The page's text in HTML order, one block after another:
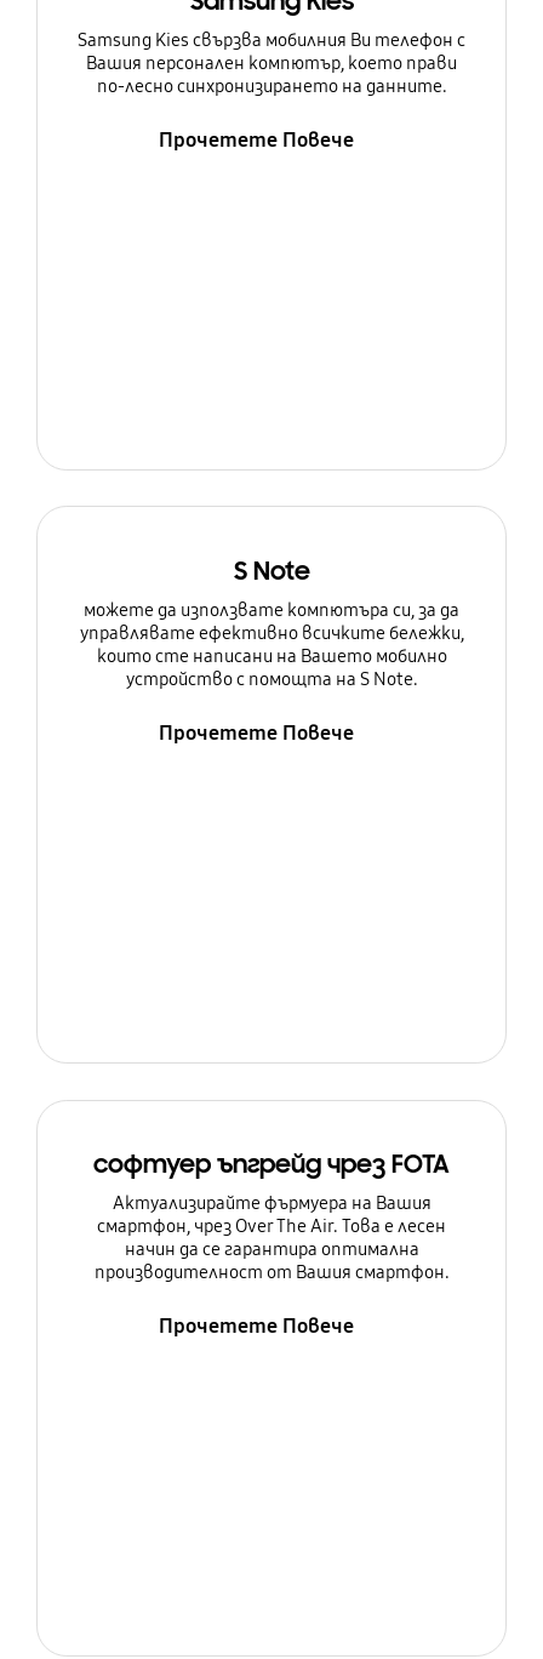
Samsung Kies свързва мобилния Ви телефон с
Вашия персонален компютър, което прави
по-лесно синхронизирането на данните.
Прочетете Повече
S Note
можете да използвате компютъра си, за да
управлявате ефективно всичките бележки,
които сте написани на Вашето мобилно
устройство с помощта на S Note.
Прочетете Повече
софтуер ъпгрейд чрез FOTA
Актуализирайте фърмуера на Вашия
смартфон, чрез Over The Air. Това е лесен
начин да се гарантира оптимална
производителност от Вашия смартфон.
Прочетете Повече